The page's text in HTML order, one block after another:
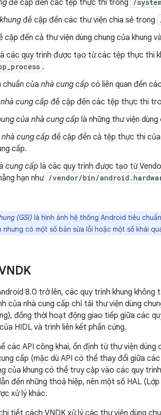
đề cập đến các tệp thực thi trong /
đề cập đến các thư viện chia sẻ trong
cập đến cả thư viện dùng chung của khung
các quy trình được tạo từ các tệp thực thi
.
chuẩn của nhà cung cấp có liên quan đến
cung cấp đề cập đến các tệp thực thi
của nhà cung cấp là những thư viện
cung cấp đề cập đến cả tệp thực thi của
cấp.
cung cấp là các quy trình được tạo từ
hạn như /vendor/bin/
(GSI) là hình ảnh hệ thống Android tiêu
có một số bản sửa lỗi hoặc một số khái
8.0 trở lên, các quy trình khung không
của nhà cung cấp chỉ tải thư viện dùng
đồng thời hoạt động giao tiếp giữa các
HIDL và trình liên kết phần cứng.
các API công khai, ổn định từ thư viện dùng
cấp (mặc dù API có thể thay đổi giữa
của khung có thể truy cập vào các quy
đến những thoả hiệp, nên một số HAL
xử lý khác.
tiết cách VNDK xử lý các thư viện dùng